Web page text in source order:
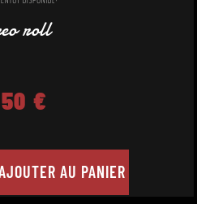
roll
€
AU PANIER